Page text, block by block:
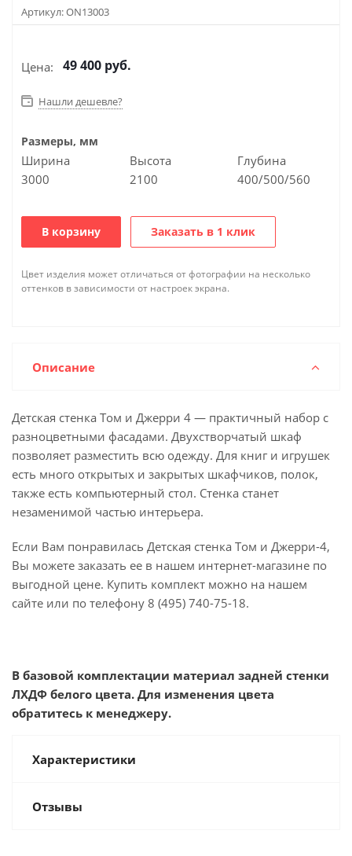
Артикул:ON13003
Цена: 49 400 руб.
Нашли дешевле?
Размеры, мм
Ширина
3000
Высота
2100
Глубина
400/500/560
В корзину Заказать в 1 клик
Цвет изделия может отличаться от фотографии на несколько
оттенков в зависимости от настроек экрана.
Описание
Детская стенка Том и Джерри 4 — практичный набор с
разноцветными фасадами. Двухстворчатый шкаф
позволяет разместить всю одежду. Для книг и игрушек
есть много открытых и закрытых шкафчиков, полок,
также есть компьютерный стол. Стенка станет
незаменимой частью интерьера.
Если Вам понравилась Детская стенка Том и Джерри-4,
Вы можете заказать ее в нашем интернет-магазине по
выгодной цене. Купить комплект можно на нашем
сайте или по телефону 8 (495) 740-75-18.
В базовой комплектации материал задней стенки
ЛХДФ белого цвета. Для изменения цвета
обратитесь к менеджеру.
Характеристики
Отзывы